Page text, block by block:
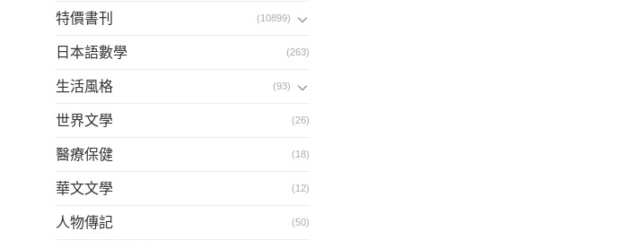
特價書刊 (10899)
日本語數學 (263)
生活風格 (93)
世界文學 (26)
醫療保健 (18)
華文文學 (12)
人物傳記 (50)